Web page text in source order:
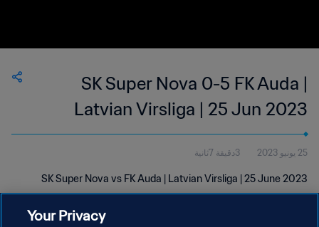
SK Super Nova 0-5 FK Auda |
Latvian Virsliga | 25 Jun 2023
25 يونيو 2023 3دقيقة 7ثانية
SK Super Nova vs FK Auda | Latvian Virsliga | 25 June 2023
Your Privacy